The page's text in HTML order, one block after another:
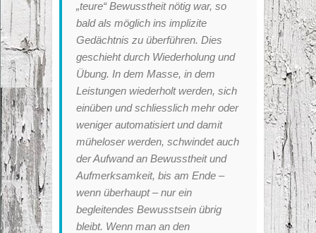
„teure“ Bewusstheit nötig war, so
bald als möglich ins implizite
Gedächtnis zu überführen. Dies
geschieht durch Wiederholung und
Übung. In dem Masse, in dem
Leistungen wiederholt werden, sich
einüben und schliesslich mehr oder
weniger automatisiert und damit
müheloser werden, schwindet auch
der Aufwand an Bewusstheit und
Aufmerksamkeit, bis am Ende –
wenn überhaupt – nur ein
begleitendes Bewusstsein übrig
bleibt. Wenn man an den